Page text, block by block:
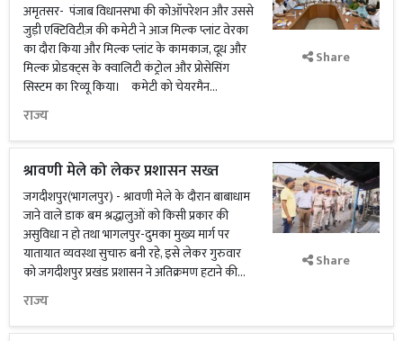
अमृतसर- पंजाब विधानसभा की कोऑपरेशन और उससे
जुड़ी एक्टिविटीज़ की कमेटी ने आज मिल्क प्लांट वेरका
का दौरा किया और मिल्क प्लांट के कामकाज, दूध और
मिल्क प्रोडक्ट्स के क्वालिटी कंट्रोल और प्रोसेसिंग
सिस्टम का रिव्यू किया। कमेटी को चेयरमैन...
राज्य
Share
श्रावणी मेले को लेकर प्रशासन सख्त
जगदीशपुर(भागलपुर) - श्रावणी मेले के दौरान बाबाधाम
जाने वाले डाक बम श्रद्धालुओं को किसी प्रकार की
असुविधा न हो तथा भागलपुर-दुमका मुख्य मार्ग पर
यातायात व्यवस्था सुचारु बनी रहे, इसे लेकर गुरुवार
को जगदीशपुर प्रखंड प्रशासन ने अतिक्रमण हटाने की...
राज्य
Share